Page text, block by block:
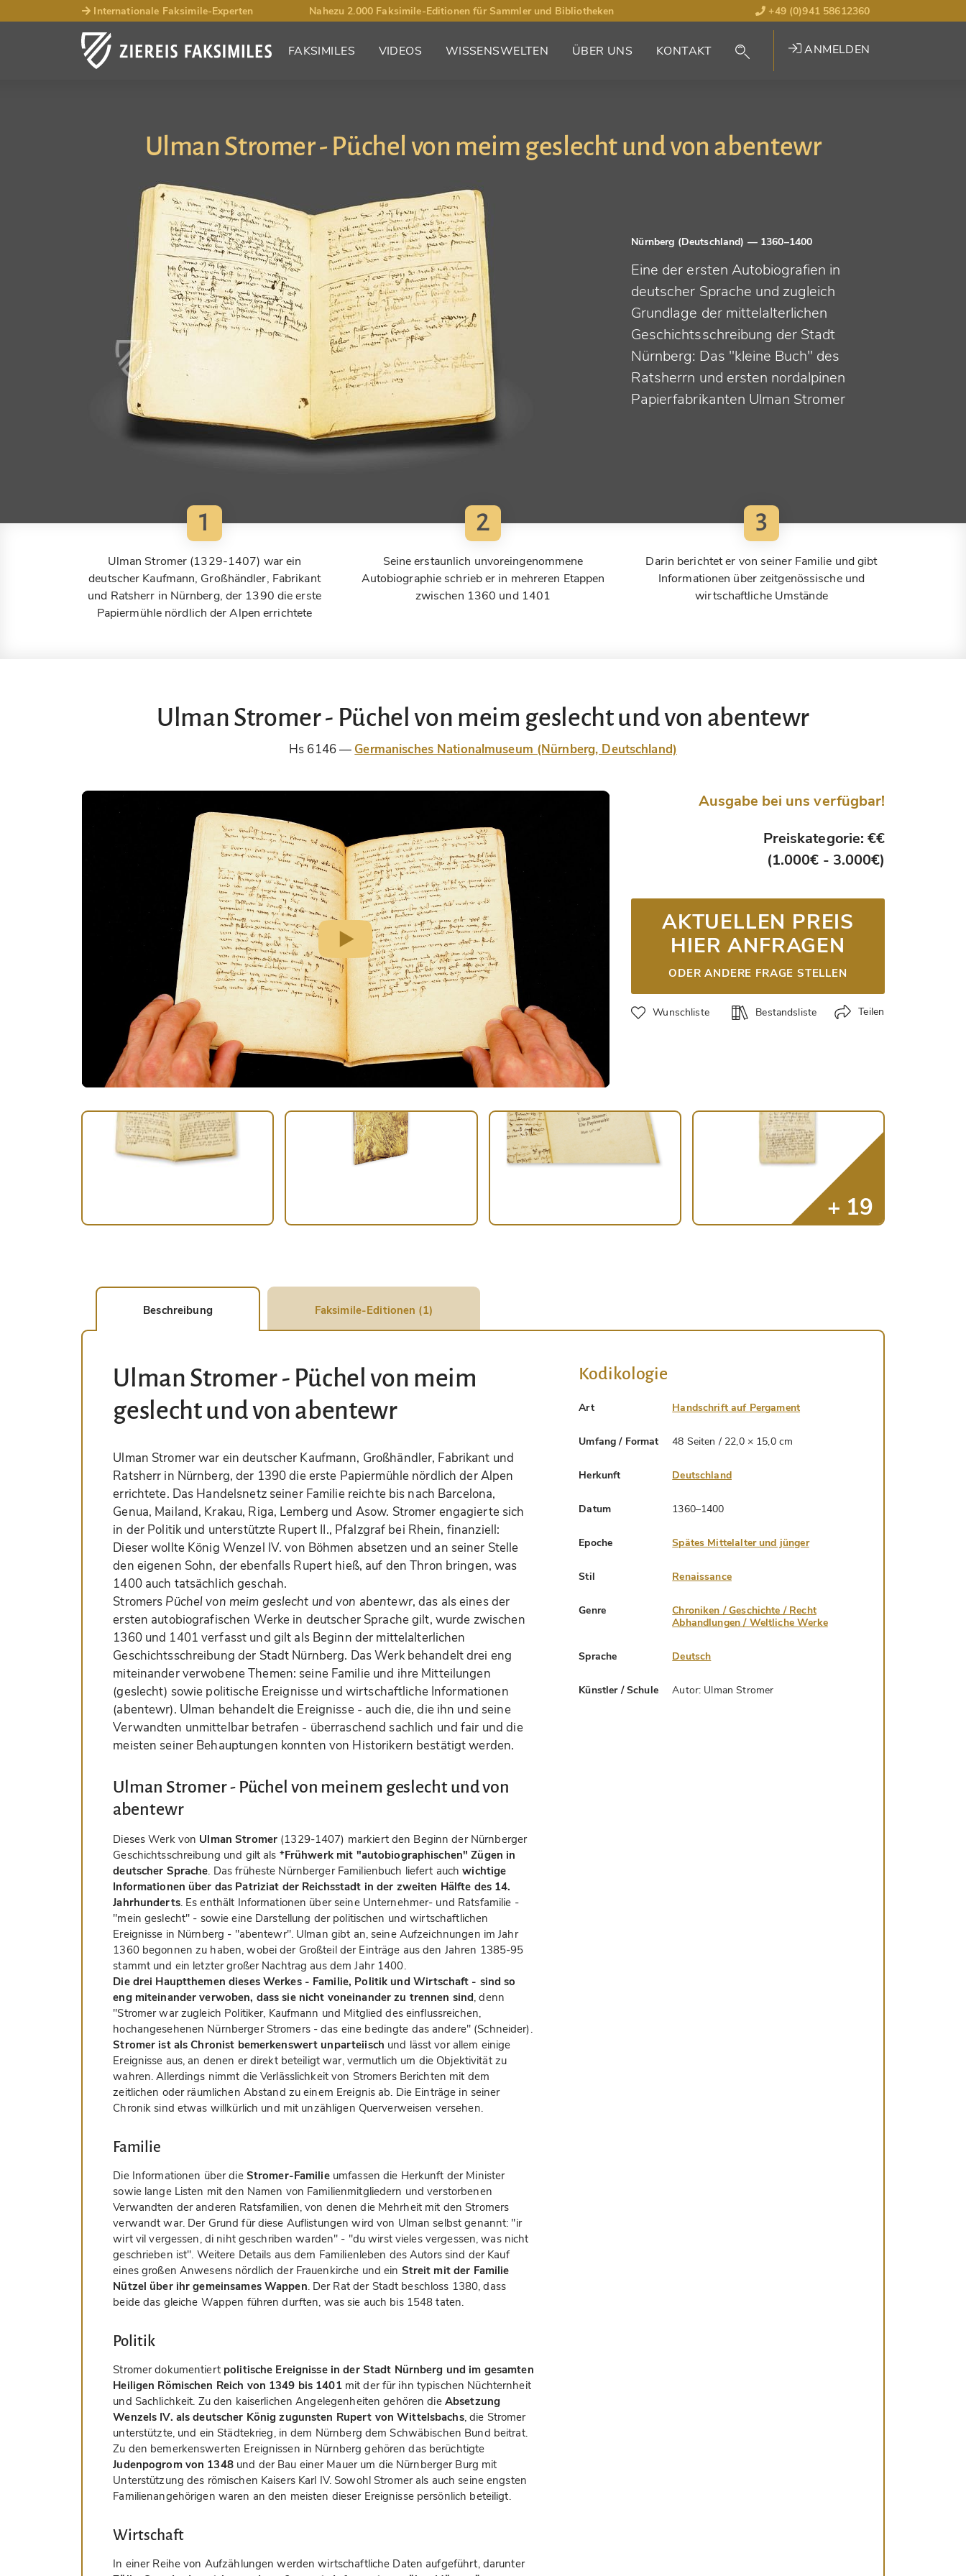
Internationale Faksimile-Experten Nahezu 2.000 Faksimile-Editionen für Sammler und Bibliotheken +49 (0)941 58612360
FAKSIMILES VIDEOS WISSENSWELTEN ÜBER UNS KONTAKT ANMELDEN
Ulman Stromer - Püchel von meim geslecht und von abentewr
Nürnberg (Deutschland) — 1360–1400
Eine der ersten Autobiografien in
deutscher Sprache und zugleich
Grundlage der mittelalterlichen
Geschichtsschreibung der Stadt
Nürnberg: Das "kleine Buch" des
Ratsherrn und ersten nordalpinen
Papierfabrikanten Ulman Stromer
1
Ulman Stromer (1329-1407) war ein
deutscher Kaufmann, Großhändler, Fabrikant
und Ratsherr in Nürnberg, der 1390 die erste
Papiermühle nördlich der Alpen errichtete
2
Seine erstaunlich unvoreingenommene
Autobiographie schrieb er in mehreren Etappen
zwischen 1360 und 1401
3
Darin berichtet er von seiner Familie und gibt
Informationen über zeitgenössische und
wirtschaftliche Umstände
Ulman Stromer - Püchel von meim geslecht und von abentewr
Hs 6146 Germanisches Nationalmuseum (Nürnberg, Deutschland)
Ausgabe bei uns verfügbar!
Preiskategorie: €€
(1.000€ - 3.000€)
AKTUELLEN PREIS
HIER ANFRAGEN
ODER ANDERE FRAGE STELLEN
Wunschliste Bestandsliste Teilen
Beschreibung Faksimile-Editionen (1)
Ulman Stromer - Püchel von meim
geslecht und von abentewr
Ulman Stromer war ein deutscher Kaufmann, Großhändler, Fabrikant und
Ratsherr in Nürnberg, der 1390 die erste Papiermühle nördlich der Alpen
errichtete. Das Handelsnetz seiner Familie reichte bis nach Barcelona,
Genua, Mailand, Krakau, Riga, Lemberg und Asow. Stromer engagierte sich
in der Politik und unterstützte Rupert II., Pfalzgraf bei Rhein, finanziell:
Dieser wollte König Wenzel IV. von Böhmen absetzen und an seiner Stelle
den eigenen Sohn, der ebenfalls Rupert hieß, auf den Thron bringen, was
1400 auch tatsächlich geschah.
Stromers Püchel von meim geslecht und von abentewr, das als eines der
ersten autobiografischen Werke in deutscher Sprache gilt, wurde zwischen
1360 und 1401 verfasst und gilt als Beginn der mittelalterlichen
Geschichtsschreibung der Stadt Nürnberg. Das Werk behandelt drei eng
miteinander verwobene Themen: seine Familie und ihre Mitteilungen
(geslecht) sowie politische Ereignisse und wirtschaftliche Informationen
(abentewr). Ulman behandelt die Ereignisse - auch die, die ihn und seine
Verwandten unmittelbar betrafen - überraschend sachlich und fair und die
meisten seiner Behauptungen konnten von Historikern bestätigt werden.
Ulman Stromer - Püchel von meinem geslecht und von
abentewr
Dieses Werk von Ulman Stromer (1329-1407) markiert den Beginn der Nürnberger
Geschichtsschreibung und gilt als *Frühwerk mit "autobiographischen" Zügen in
deutscher Sprache. Das früheste Nürnberger Familienbuch liefert auchwichtige
Informationen über das Patriziat der Reichsstadt in der zweiten Hälfte des 14.
Jahrhunderts. Es enthält Informationen über seine Unternehmer- und Ratsfamilie -
"mein geslecht" - sowie eine Darstellung der politischen und wirtschaftlichen
Ereignisse in Nürnberg - "abentewr". Ulman gibt an, seine Aufzeichnungen im Jahr
1360 begonnen zu haben, wobei der Großteil der Einträge aus den Jahren 1385-95
stammt und ein letzter großer Nachtrag aus dem Jahr 1400.
Die drei Hauptthemen dieses Werkes - Familie, Politik und Wirtschaft - sind so
eng miteinander verwoben, dass sie nicht voneinander zu trennen sind, denn
"Stromer war zugleich Politiker, Kaufmann und Mitglied des einflussreichen,
hochangesehenen Nürnberger Stromers - das eine bedingte das andere" (Schneider).
Stromer ist als Chronist bemerkenswert unparteiisch und lässt vor allem einige
Ereignisse aus, an denen er direkt beteiligt war, vermutlich um die Objektivität zu
wahren. Allerdings nimmt die Verlässlichkeit von Stromers Berichten mit dem
zeitlichen oder räumlichen Abstand zu einem Ereignis ab. Die Einträge in seiner
Chronik sind etwas willkürlich und mit unzähligen Querverweisen versehen.
Familie
Die Informationen über die Stromer-Familieumfassen die Herkunft der Minister
sowie lange Listen mit den Namen von Familienmitgliedern und verstorbenen
Verwandten der anderen Ratsfamilien, von denen die Mehrheit mit den Stromers
verwandt war. Der Grund für diese Auflistungen wird von Ulman selbst genannt: "ir
wirt vil vergessen, di niht geschriben warden" - "du wirst vieles vergessen, was nicht
geschrieben ist". Weitere Details aus dem Familienleben des Autors sind der Kauf
eines großen Anwesens nördlich der Frauenkirche und ein Streit mit der Familie
Nützel über ihr gemeinsames Wappen. Der Rat der Stadt beschloss 1380, dass
beide das gleiche Wappen führen durften, was sie auch bis 1548 taten.
Politik
Stromer dokumentiert politische Ereignisse in der Stadt Nürnberg und im gesamten
Heiligen Römischen Reich von 1349 bis 1401mit der für ihn typischen Nüchternheit
und Sachlichkeit. Zu den kaiserlichen Angelegenheiten gehören die Absetzung
Wenzels IV. als deutscher König zugunsten Rupert von Wittelsbachs, die Stromer
unterstützte, und ein Städtekrieg, in dem Nürnberg dem Schwäbischen Bund beitrat.
Zu den bemerkenswerten Ereignissen in Nürnberg gehören das berüchtigte
Judenpogrom von 1348und der Bau einer Mauer um die Nürnberger Burg mit
Unterstützung des römischen Kaisers Karl IV. Sowohl Stromer als auch seine engsten
Familienangehörigen waren an den meisten dieser Ereignisse persönlich beteiligt.
Wirtschaft
In einer Reihe von Aufzählungen werden wirtschaftliche Daten aufgeführt, darunter
Kodikologie
Art Handschrift auf Pergament
Umfang / Format 48 Seiten / 22,0 × 15,0 cm
Herkunft Deutschland
Datum 1360–1400
Epoche Spätes Mittelalter und jünger
Stil Renaissance
Genre
Chroniken / Geschichte / Recht
Abhandlungen / Weltliche Werke
Sprache Deutsch
Künstler / Schule Autor: Ulman Stromer